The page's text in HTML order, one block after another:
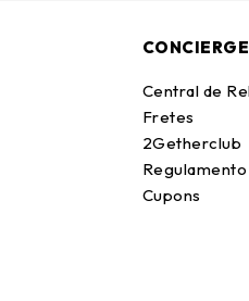
CONCIERGE
Central de
Fretes
2Getherclub
Cupons